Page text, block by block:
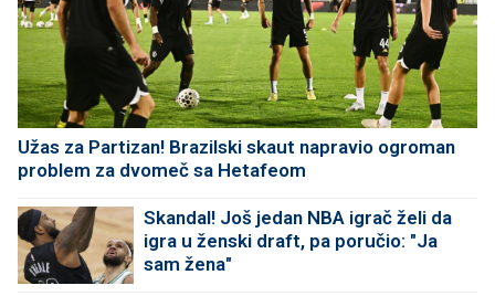
Užas za Partizan! Brazilski skaut napravio ogroman
problem za dvomeč sa Hetafeom
Skandal! Još jedan NBA igrač želi da
igra u ženski draft, pa poručio: "Ja
sam žena"